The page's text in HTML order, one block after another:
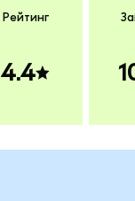
Рейтинг
4.4